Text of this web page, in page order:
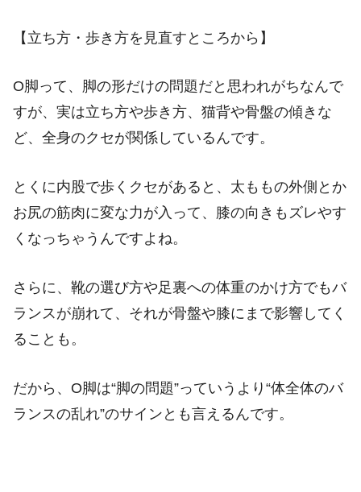
【立ち方・歩き方を見直すところから】
O脚って、脚の形だけの問題だと思われがちなんで
すが、実は立ち方や歩き方、猫背や骨盤の傾きな
ど、全身のクセが関係しているんです。
とくに内股で歩くクセがあると、太ももの外側とか
お尻の筋肉に変な力が入って、膝の向きもズレやす
くなっちゃうんですよね。
さらに、靴の選び方や足裏への体重のかけ方でもバ
ランスが崩れて、それが骨盤や膝にまで影響してく
ることも。
だから、O脚は“脚の問題”っていうより“体全体のバ
ランスの乱れ”のサインとも言えるんです。